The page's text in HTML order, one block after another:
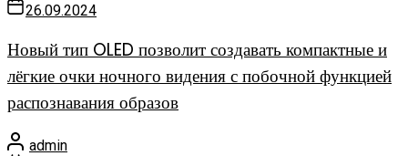
26.09.2024
Новый тип OLED позволит создавать компактные и
лёгкие очки ночного видения с побочной функцией
распознавания образов
admin